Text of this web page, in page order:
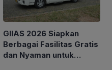
GIIAS 2026 Siapkan
Berbagai Fasilitas Gratis
dan Nyaman untuk